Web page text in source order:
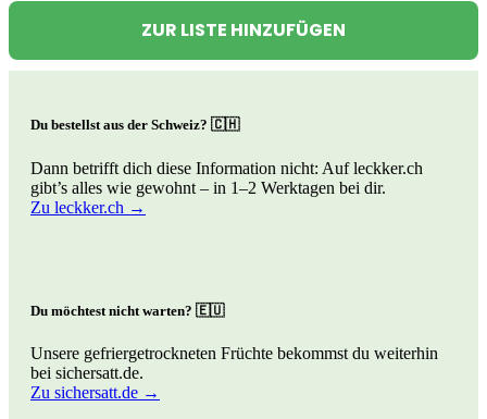
ZUR LISTE HINZUFÜGEN
Du bestellst aus der Schweiz? 🇨🇭
Dann betrifft dich diese Information nicht: Auf leckker.ch
gibt’s alles wie gewohnt – in 1–2 Werktagen bei dir.
Zu leckker.ch →
Du möchtest nicht warten? 🇪🇺
Unsere gefriergetrockneten Früchte bekommst du weiterhin
bei sichersatt.de.
Zu sichersatt.de →